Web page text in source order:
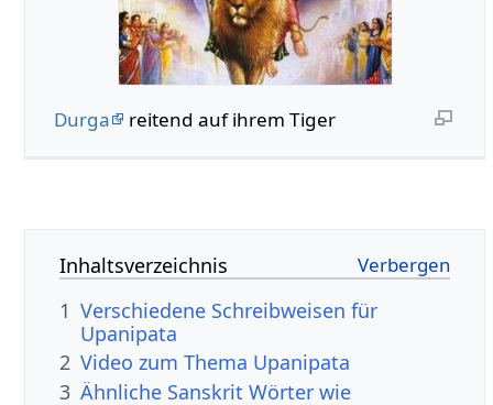
Durga reitend auf ihrem Tiger
Inhaltsverzeichnis
1 Verschiedene Schreibweisen für
Upanipata
2 Video zum Thema Upanipata
3 Ähnliche Sanskrit Wörter wie